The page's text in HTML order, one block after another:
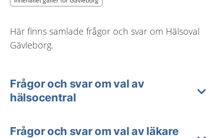
Innehållet gäller för Gävleborg
Här finns samlade frågor och svar om Hälsoval
Gävleborg.
Frågor och svar om val av
hälsocentral
Frågor och svar om val av läkare